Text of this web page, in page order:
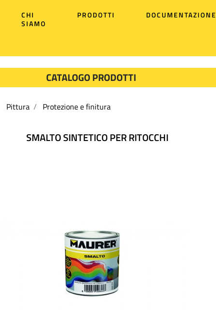
CHI
SIAMO
PRODOTTI DOCUMENTAZIONE
CATALOGO PRODOTTI
Pittura Protezione e finitura
SMALTO SINTETICO PER RITOCCHI